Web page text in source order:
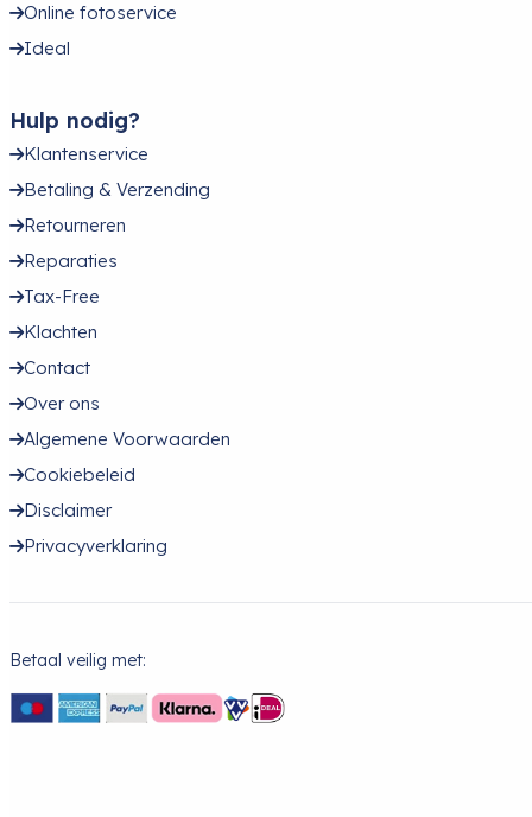
Online fotoservice
Ideal
Hulp nodig?
Klantenservice
Betaling & Verzending
Retourneren
Reparaties
Tax-Free
Klachten
Contact
Over ons
Algemene Voorwaarden
Cookiebeleid
Disclaimer
Privacyverklaring
Betaal veilig met: